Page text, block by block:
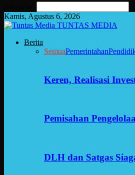
Kamis, Agustus 6, 2026
TUNTAS MEDIA
Berita
SemuaPemerintahan
Keren, Realisasi
Pemisahan
DLH dan Satgas